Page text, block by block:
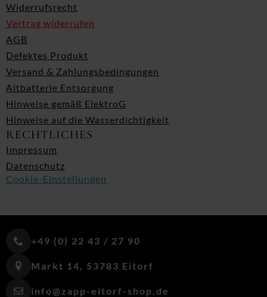
Widerrufsrecht
Vertrag widerrufen
AGB
Defektes Produkt
Versand & Zahlungsbedingungen
Altbatterie Entsorgung
Hinweise gemäß ElektroG
Hinweise auf die Wasserdichtigkeit
RECHTLICHES
Impressum
Datenschutz
Cookie-Einstellungen
+49 (0) 22 43 / 27 90
Markt 14, 53783 Eitorf
info@zapp-eitorf-shop.de